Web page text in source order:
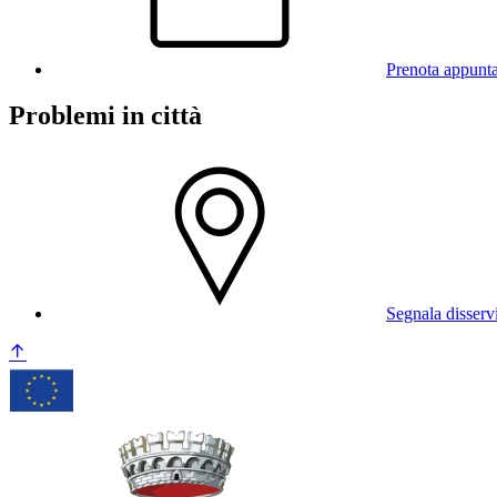
Prenota
Problemi in città
Segnala